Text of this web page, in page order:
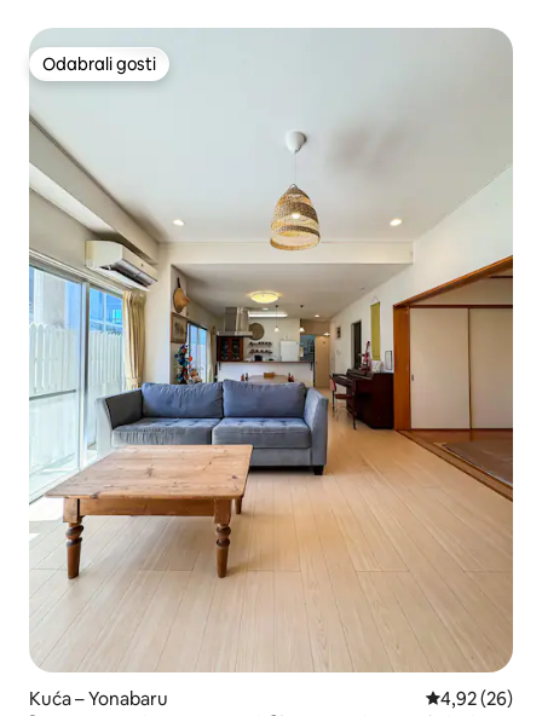
jutarnjim suncem
Odabrali gosti
Odabrali gosti
Kuća – Yonabaru Prosječna
4,92 (26)